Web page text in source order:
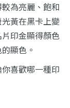
為亮麗、飽和
黃在黑卡上變
印金顯得顏色
顯色。
喜歡哪一種印